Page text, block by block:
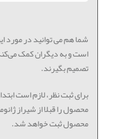
شما هم می توانید در مورد
است و به دیگران کمک
تصمیم بگیرند.
برای ثبت نظر، لازم است
محصول را قبلا از شیراز
محصول ثبت خواهد شد.